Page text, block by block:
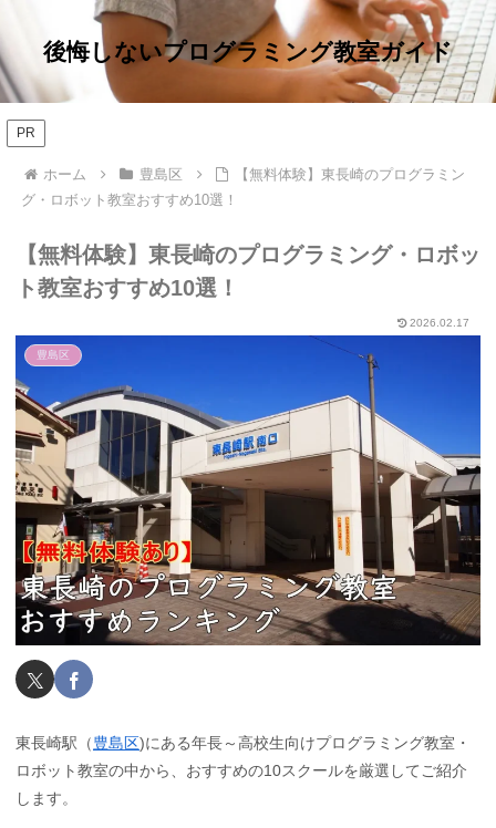
後悔しないプログラミング教室ガイド
PR
ホーム 豊島区
【無料体験】東長崎のプログラミン
グ・ロボット教室おすすめ10選！
【無料体験】東長崎のプログラミング・ロボッ
ト教室おすすめ10選！
2026.02.17
豊島区
東長崎駅（豊島区)にある年長～高校生向けプログラミング教室・
ロボット教室の中から、おすすめの10スクールを厳選してご紹介
します。